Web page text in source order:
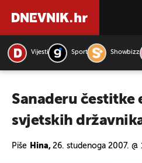
Vijesti Sport Showbizz
Sanaderu čestitke
svjetskih
Piše Hina, 26. studenoga 2007. @
PRETRAŽITE VIJESTI